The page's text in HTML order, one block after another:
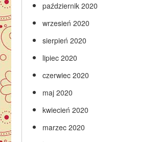
październik 2020
wrzesień 2020
sierpień 2020
lipiec 2020
czerwiec 2020
maj 2020
kwiecień 2020
marzec 2020